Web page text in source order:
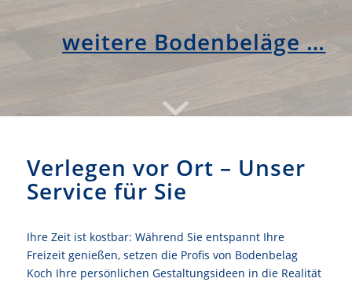
weitere Bodenbeläge …
Verlegen vor Ort – Unser
Service für Sie
Ihre Zeit ist kostbar: Während Sie entspannt Ihre
Freizeit genießen, setzen die Profis von Bodenbelag
Koch Ihre persönlichen Gestaltungsideen in die Realität